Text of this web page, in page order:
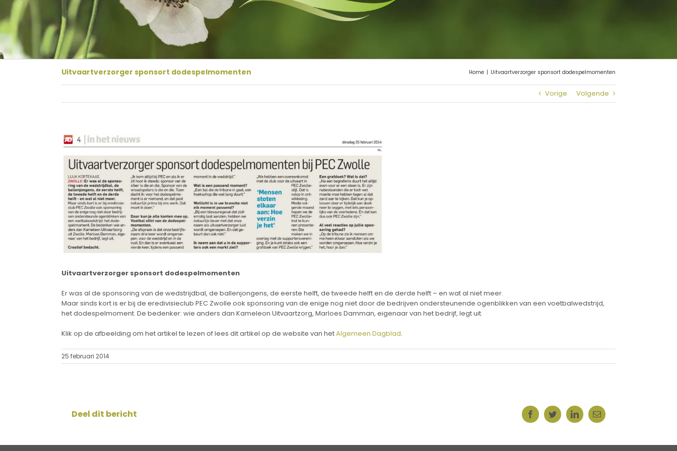
Uitvaartverzorger sponsort dodespelmomenten Home | Uitvaartverzorger sponsort dodespelmomenten
Vorige Volgende
Uitvaartverzorger sponsort dodespelmomenten
Er was al de sponsoring van de wedstrijdbal, de ballenjongens, de eerste helft, de tweede helft en de derde helft – en wat al niet meer.
Maar sinds kort is er bij de eredivisieclub PEC Zwolle ook sponsoring van de enige nog niet door de bedrijven ondersteunende ogenblikken van een voetbalwedstrijd,
het dodespelmoment. De bedenker: wie anders dan Kameleon Uitvaartzorg, Marloes Damman, eigenaar van het bedrijf, legt uit.
Klik op de afbeelding om het artikel te lezen of lees dit artikel op de website van hetAlgemeen Dagblad.
25 februari 2014
Deel dit bericht FacebookTwitterLinkedIn
E-
mail